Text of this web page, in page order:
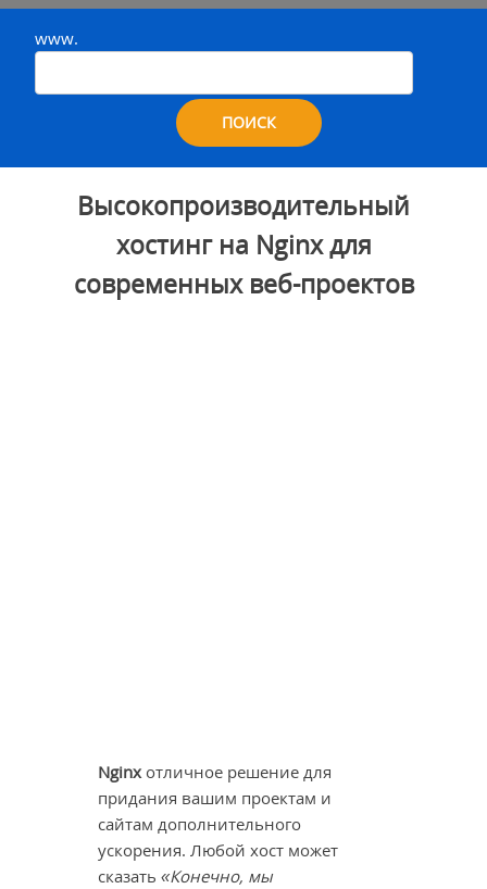
www.
ПОИСК
Высокопроизводительный
хостинг на Nginx для
современных веб-проектов
Nginxотличное решение для
придания вашим проектам и
сайтам дополнительного
ускорения. Любой хост может
сказать «Конечно, мы